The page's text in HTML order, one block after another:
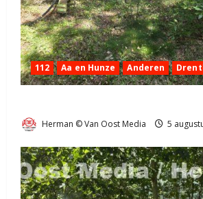
112 Aa en Hunze Anderen
Herman © Van Oost Media 5